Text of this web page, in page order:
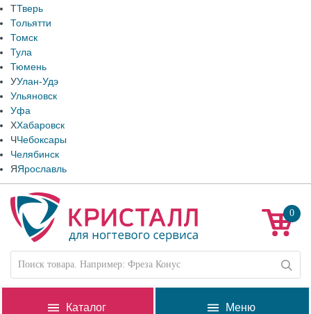
ТТверь
Тольятти
Томск
Тула
Тюмень
УУлан-Удэ
Ульяновск
Уфа
ХХабаровск
ЧЧебоксары
Челябинск
ЯЯрославль
0
Каталог Меню